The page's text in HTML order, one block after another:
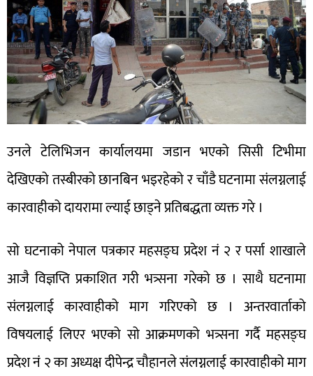
उनले टेलिभिजन कार्यालयमा जडान भएको सिसी टिभीमा
देखिएको तस्बीरको छानबिन भइरहेको र चाँडै घटनामा संलग्नलाई
कारवाहीको दायरामा ल्याई छाड्ने प्रतिबद्धता व्यक्त गरे ।
सो घटनाको नेपाल पत्रकार महसङ्घ प्रदेश नं २ र पर्सा शाखाले
आजै विज्ञप्ति प्रकाशित गरी भत्र्सना गरेको छ । साथै घटनामा
संलग्नलाई कारवाहीको माग गरिएको छ । अन्तरवार्ताको
विषयलाई लिएर भएको सो आक्रमणको भत्र्सना गर्दै महसङ्घ
प्रदेश नं २ का अध्यक्ष दीपेन्द्र चौहानले संलग्नलाई कारवाहीको माग